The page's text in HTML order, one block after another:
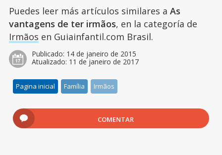
Puedes leer más artículos similares a As
vantagens de ter irmãos, en la categoría de
Irmãos en Guiainfantil.com Brasil.
Publicado: 14 de janeiro de 2015
Atualizado: 11 de janeiro de 2017
Pagina inicial Família Irmãos
COMENTAR